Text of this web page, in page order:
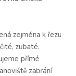
zejména k řezu
zubaté.
přímé
zabrání